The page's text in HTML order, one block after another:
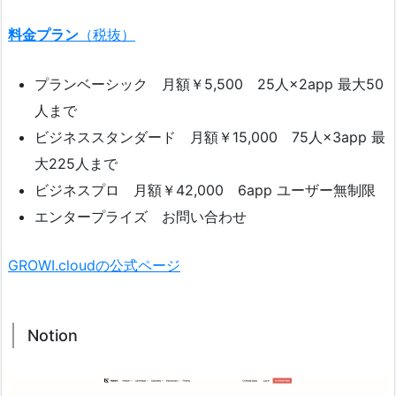
料金プラン （税抜）
プランベーシック 月額￥5,500 25人×2app 最大50
人まで
ビジネススタンダード 月額￥15,000 75人×3app 最
大225人まで
ビジネスプロ 月額￥42,000 6app ユーザー無制限
エンタープライズ お問い合わせ
GROWI.cloudの公式ページ
Notion